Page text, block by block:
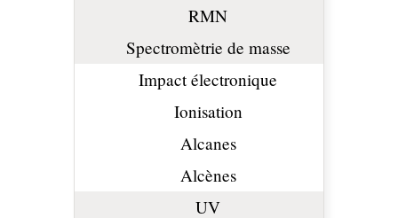
RMN
Spectromètrie de masse
Impact électronique
Ionisation
Alcanes
Alcènes
UV